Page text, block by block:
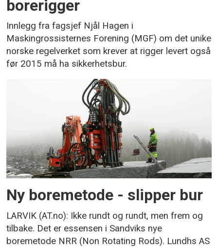
borerigger
Innlegg fra fagsjef Njål Hagen i
Maskingrossisternes Forening (MGF) om det unike
norske regelverket som krever at rigger levert også
før 2015 må ha sikkerhetsbur.
Ny boremetode - slipper bur
LARVIK (AT.no): Ikke rundt og rundt, men frem og
tilbake. Det er essensen i Sandviks nye
boremetode NRR (Non Rotating Rods). Lundhs AS